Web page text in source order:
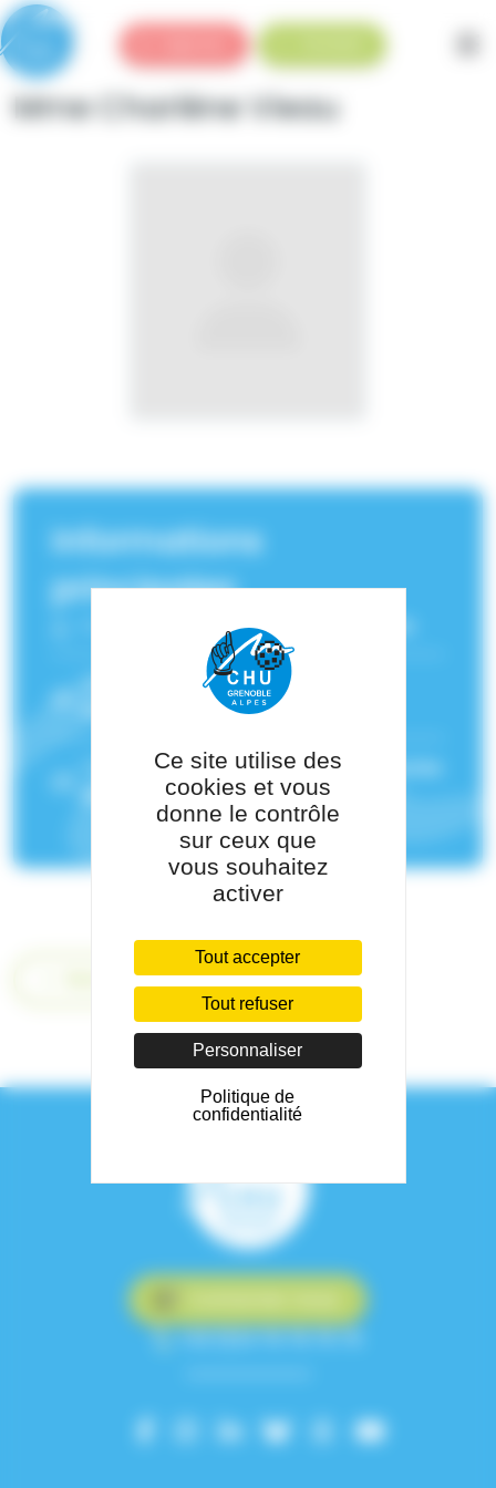
Mme Charlène Vieau
Informations
principales
Diététicienne nutritionniste
Service(s) de rattachement :
Transversale de Nutrition (UTN)
Pôle de rattachement :Pôle de Médecine
des Spécialités
+33 (0)4 76 76 75 75
Panneau de gestion des cookies
Ce site utilise des
cookies et vous
donne le contrôle
sur ceux que
vous souhaitez
activer
Tout accepter
Tout refuser
Personnaliser
Politique de
confidentialité